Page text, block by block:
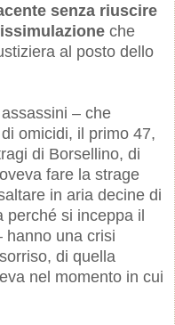
senza riuscire
che
al posto dello
– che
omicidi, il primo 47,
di Borsellino, di
fare la strage
in aria decine di
perché si inceppa il
hanno una crisi
di quella
nel momento in cui